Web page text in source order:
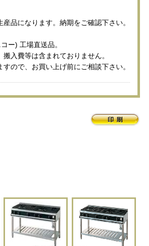
産品になります。納期をご確認下さい。
ー) 工場直送品。
搬入費等は含まれておりません。
すので、お買い上げ前にご相談下さい。